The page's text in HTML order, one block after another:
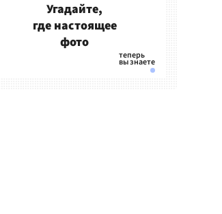
Угадайте,
где настоящее
фото